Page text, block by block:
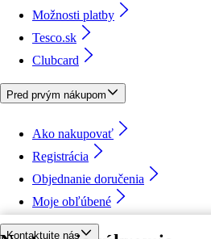
Možnosti platby
Tesco.sk
Clubcard
Pred prvým nákupom
Ako nakupovať
Registrácia
Objednanie doručenia
Moje obľúbené
Kontaktujte nás